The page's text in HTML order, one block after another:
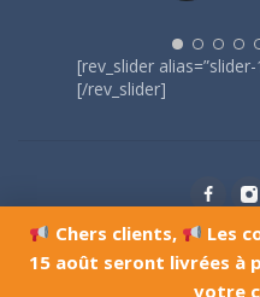
Chers clients,
Les
15 août seront livrées à
votre
[rev_slider
[/rev_slider]
© Copyright